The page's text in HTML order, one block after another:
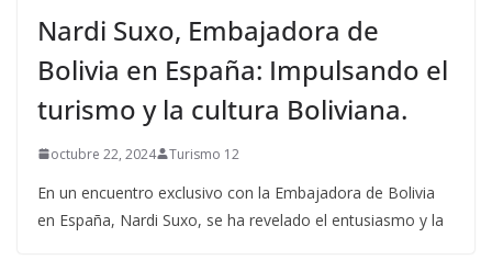
Nardi Suxo, Embajadora de
Bolivia en España: Impulsando el
turismo y la cultura Boliviana.
octubre 22, 2024 Turismo 12
En un encuentro exclusivo con la Embajadora de Bolivia
en España, Nardi Suxo, se ha revelado el entusiasmo y la